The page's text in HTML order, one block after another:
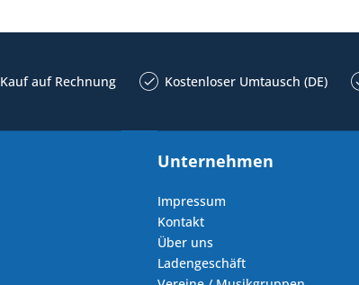
Kauf auf Rechnung Kostenloser Umtausch (DE)
Unternehmen
Impressum
Kontakt
Über uns
Ladengeschäft